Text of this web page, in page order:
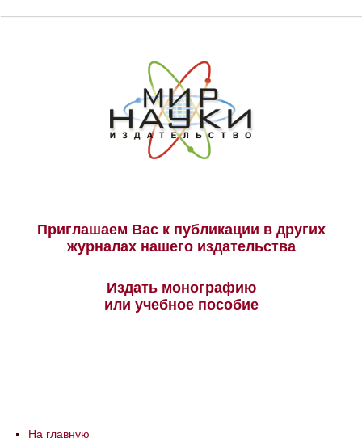
Приглашаем Вас к публикации в других
журналах нашего издательства
Издать монографию
или учебное пособие
На главную